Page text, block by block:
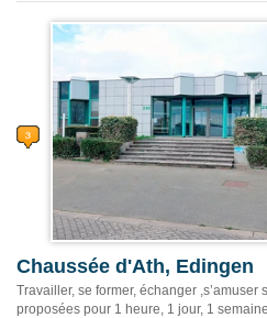
Chaussée d'Ath, Edingen
Travailler, se former, échanger ,s’amuser
proposées pour 1 heure, 1 jour, 1